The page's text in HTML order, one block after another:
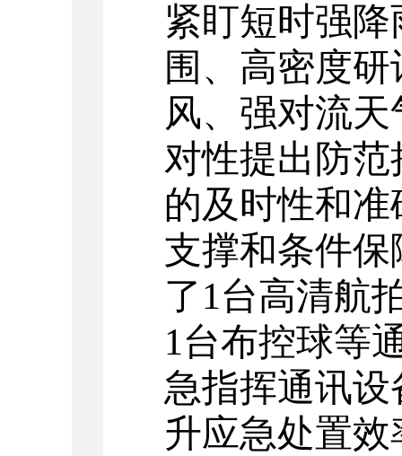
紧盯短时强
围、高密度
风、强对流
对性提出防
的及时性和
支撑和条件
了1台高清航
1台布控球等
急指挥通讯
升应急处置